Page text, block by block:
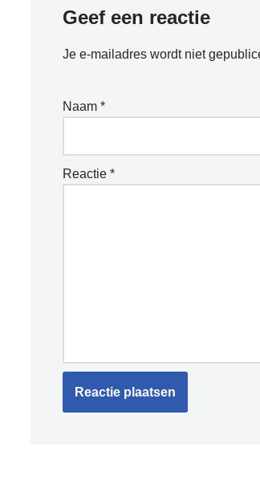
Geef een reactie
Je e-mailadres wordt niet
Naam *
Reactie *